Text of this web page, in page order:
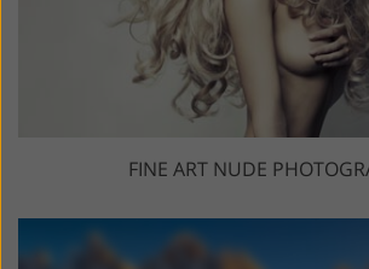
FINE ART NUDE